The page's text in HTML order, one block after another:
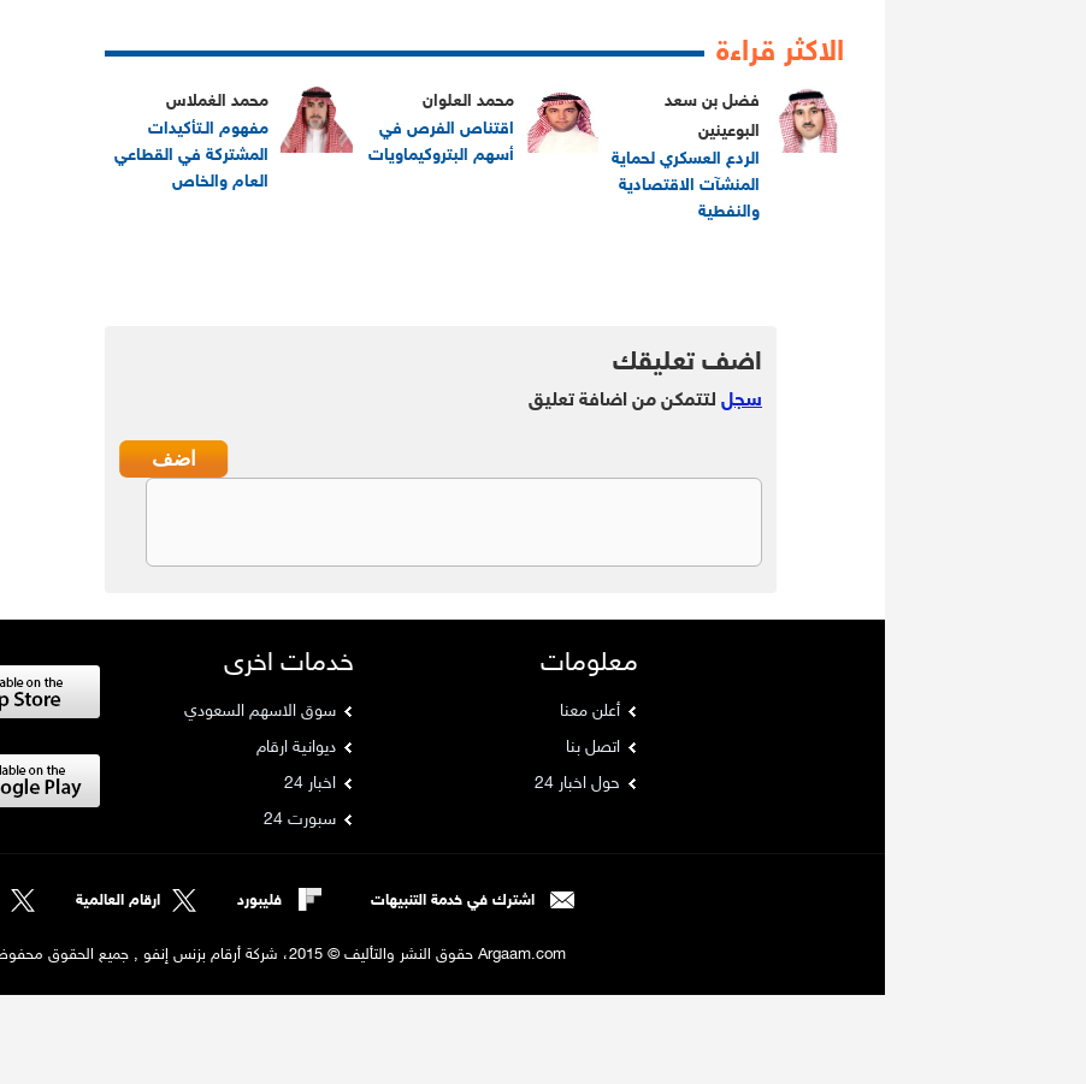
الاكثر قراءة
فضل بن سعد
البوعينين
الردع العسكري لحماية
المنشآت الاقتصادية
والنفطية
محمد العلوان
اقتناص الفرص في
أسهم البتروكيماويات
محمد الغملاس
مفهوم الـتأكيدات
المشتركة في القطاعي
العام والخاص
اضف تعليقك
سجل لتتمكن من اضافة تعليق
معلومات
أعلن معنا
اتصل بنا
حول اخبار 24
خدمات اخرى
سوق الاسهم السعودي
ديوانية ارقام
اخبار 24
سبورت 24
ارقام العالمية فليبورد اشترك في خدمة التنبيهات
Argaam.com حقوق النشر والتأليف © 2015، شركة أرقام بزنس إنفو , جميع الحقوق محفوظة